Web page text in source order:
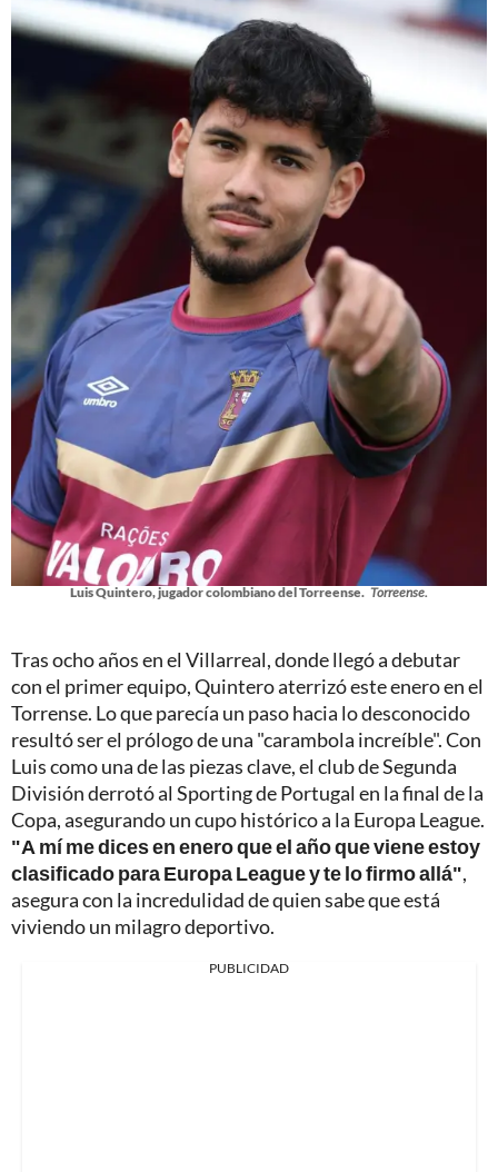
Luis Quintero, jugador colombiano del Torreense. Torreense.
Tras ocho años en el Villarreal, donde llegó a debutar
con el primer equipo, Quintero aterrizó este enero en el
Torrense. Lo que parecía un paso hacia lo desconocido
resultó ser el prólogo de una "carambola increíble". Con
Luis como una de las piezas clave, el club de Segunda
División derrotó al Sporting de Portugal en la final de la
Copa, asegurando un cupo histórico a la Europa League.
"A mí me dices en enero que el año que viene estoy
clasificado para Europa League y te lo firmo allá",
asegura con la incredulidad de quien sabe que está
viviendo un milagro deportivo.
PUBLICIDAD